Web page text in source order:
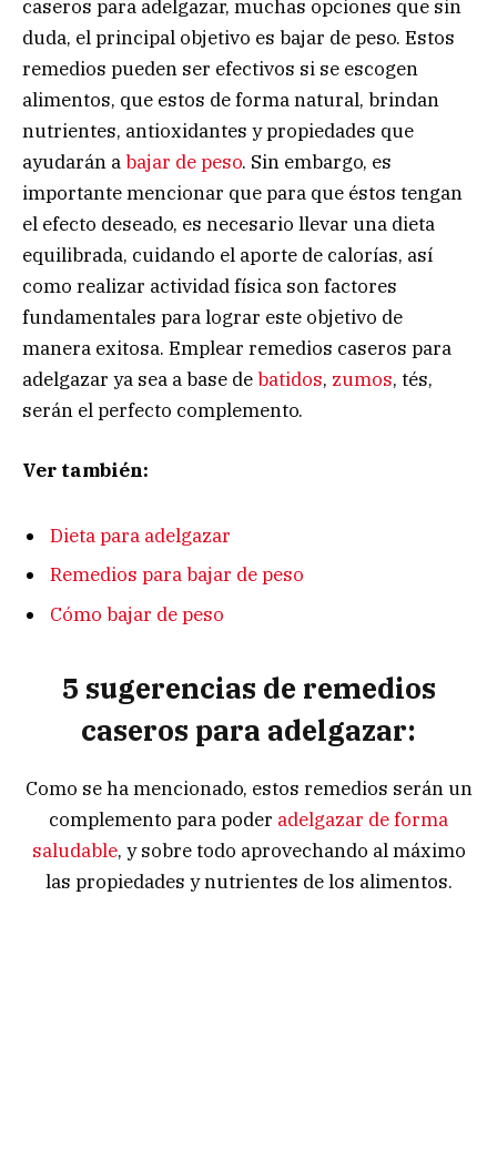
caseros para adelgazar, muchas opciones que sin
duda, el principal objetivo es bajar de peso. Estos
remedios pueden ser efectivos si se escogen
alimentos, que estos de forma natural, brindan
nutrientes, antioxidantes y propiedades que
ayudarán abajar de peso. Sin embargo, es
importante mencionar que para que éstos tengan
el efecto deseado, es necesario llevar una dieta
equilibrada, cuidando el aporte de calorías, así
como realizar actividad física son factores
fundamentales para lograr este objetivo de
manera exitosa. Emplear remedios caseros para
adelgazar ya sea a base debatidos, zumos, tés,
serán el perfecto complemento.
Ver también:
Dieta para adelgazar
Remedios para bajar de peso
Cómo bajar de peso
5 sugerencias de remedios
caseros para adelgazar:
Como se ha mencionado, estos remedios serán un
complemento para poder adelgazar de forma
saludable, y sobre todo aprovechando al máximo
las propiedades y nutrientes de los alimentos.